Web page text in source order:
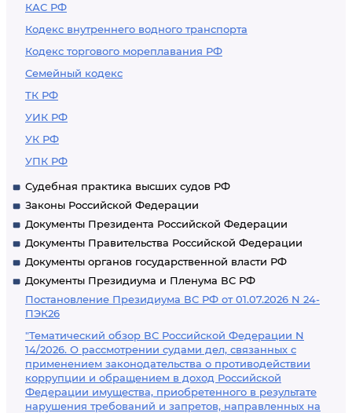
КАС РФ
Кодекс внутреннего водного транспорта
Кодекс торгового мореплавания РФ
Семейный кодекс
ТК РФ
УИК РФ
УК РФ
УПК РФ
Судебная практика высших судов РФ
Законы Российской Федерации
Документы Президента Российской Федерации
Документы Правительства Российской Федерации
Документы органов государственной власти РФ
Документы Президиума и Пленума ВС РФ
Постановление Президиума ВС РФ от 01.07.2026 N 24-
ПЭК26
"Тематический обзор ВС Российской Федерации N
14/2026. О рассмотрении судами дел, связанных с
применением законодательства о противодействии
коррупции и обращением в доход Российской
Федерации имущества, приобретенного в результате
нарушения требований и запретов, направленных на